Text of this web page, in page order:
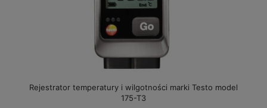
Rejestrator temperatury i wilgotności marki Testo model
175-T3